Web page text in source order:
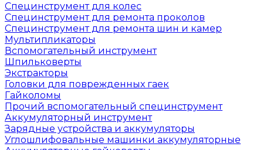
Специнструмент для колес
Специнструмент для ремонта проколов
Специнструмент для ремонта шин и камер
Мультипликаторы
Вспомогательный инструмент
Шпильковерты
Экстракторы
Головки для поврежденных гаек
Гайколомы
Прочий вспомогательный специнструмент
Аккумуляторный инструмент
Зарядные устройства и аккумуляторы
Углошлифовальные машинки аккумуляторные